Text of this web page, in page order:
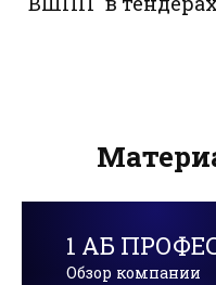
1 АБ
Обзор компании